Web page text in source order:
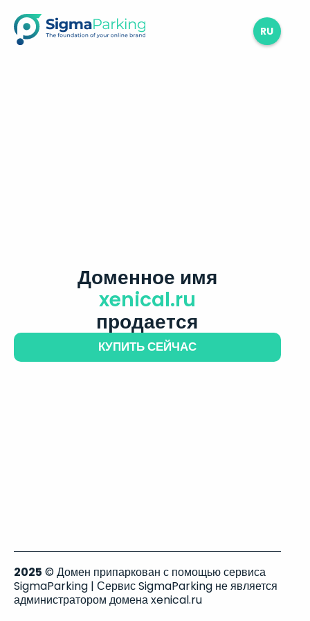
RU
Доменное имя
xenical.ru
продается
КУПИТЬ СЕЙЧАС
2025 © Домен припаркован с помощью сервиса
SigmaParking | Сервис SigmaParking не является
администратором домена xenical.ru